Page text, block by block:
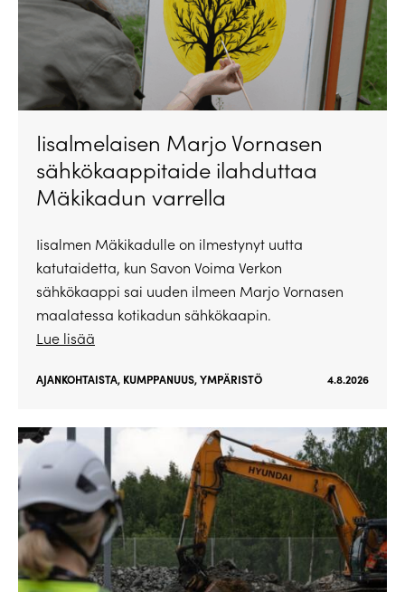
Iisalmelaisen Marjo Vornasen
sähkökaappitaide ilahduttaa
Mäkikadun varrella
Iisalmen Mäkikadulle on ilmestynyt uutta
katutaidetta, kun Savon Voima Verkon
sähkökaappi sai uuden ilmeen Marjo Vornasen
maalatessa kotikadun sähkökaapin.
Lue lisää
AJANKOHTAISTA, KUMPPANUUS,YMPÄRISTÖ 4.8.2026